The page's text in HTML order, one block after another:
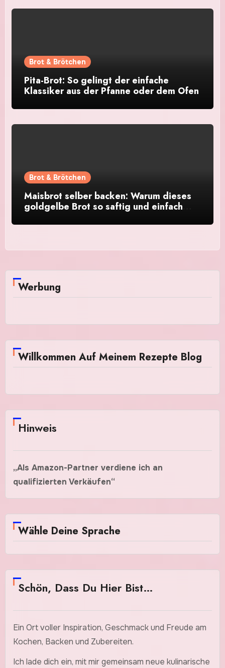
Brot & Brötchen
Pita-Brot: So gelingt der einfache
Klassiker aus der Pfanne oder dem Ofen
Brot & Brötchen
Maisbrot selber backen: Warum dieses
goldgelbe Brot so saftig und einfach
Werbung
Willkommen Auf Meinem Rezepte Blog
Hinweis
„Als Amazon-Partner verdiene ich an
qualifizierten Verkäufen“
Wähle Deine Sprache
Schön, Dass Du Hier Bist…
Ein Ort voller Inspiration, Geschmack und Freude am
Kochen, Backen und Zubereiten.
Ich lade dich ein, mit mir gemeinsam neue kulinarische